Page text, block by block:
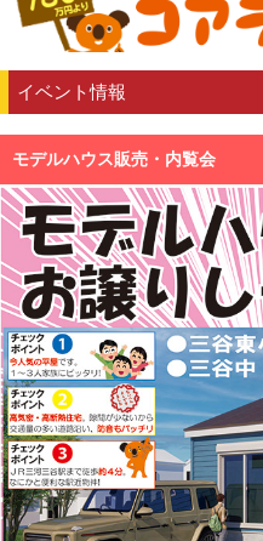
イベント情報
モデルハウス販売・内覧会